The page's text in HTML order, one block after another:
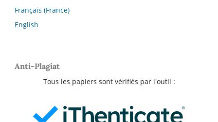
Français (France)
English
Anti-Plagiat
Tous les papiers sont vérifiés par l'outil :